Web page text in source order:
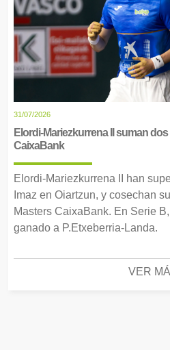
31/07/2026
Elordi-Mariezkurrena II suman
CaixaBank
Elordi-Mariezkurrena II han
Imaz en Oiartzun, y cosechan
Masters CaixaBank. En Serie
ganado a P.Etxeberria-Landa.
VER